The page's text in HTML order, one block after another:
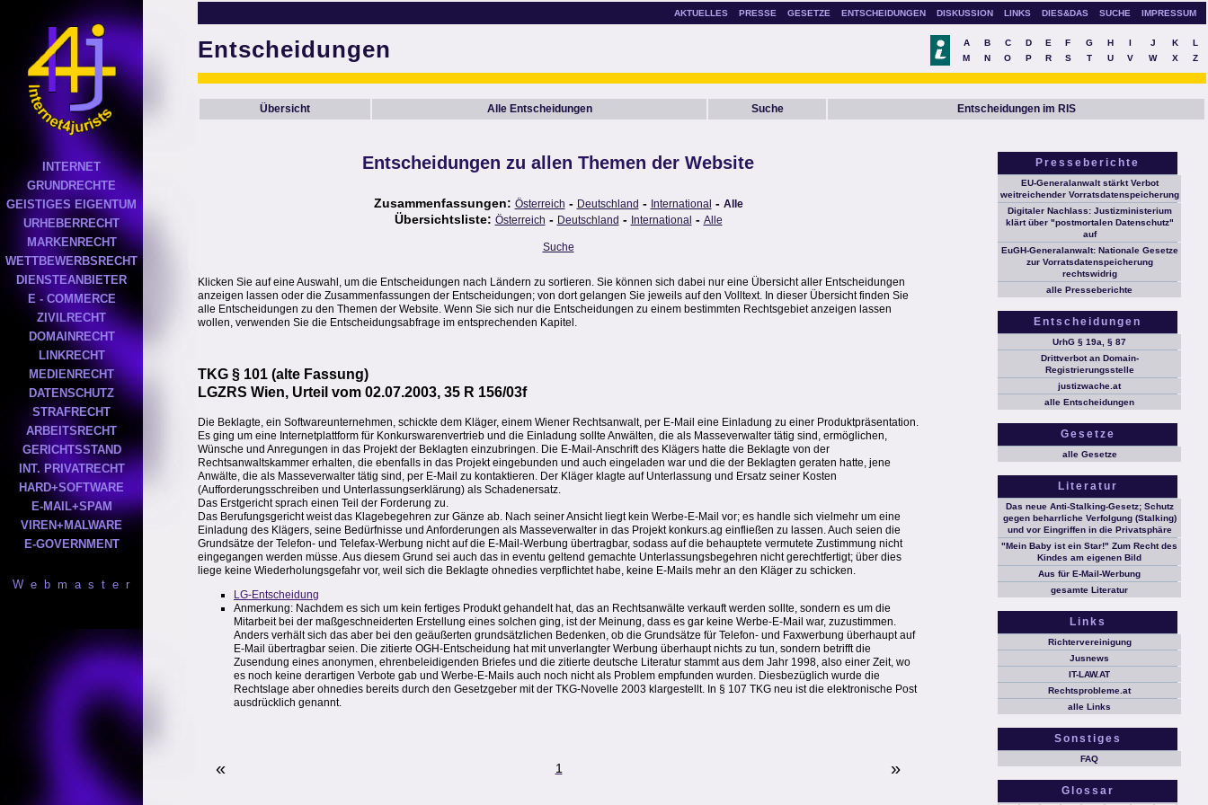
INTERNET
GRUNDRECHTE
GEISTIGES EIGENTUM
URHEBERRECHT
MARKENRECHT
WETTBEWERBSRECHT
DIENSTEANBIETER
E - COMMERCE
ZIVILRECHT
DOMAINRECHT
LINKRECHT
MEDIENRECHT
DATENSCHUTZ
STRAFRECHT
ARBEITSRECHT
GERICHTSSTAND
INT. PRIVATRECHT
HARD+SOFTWARE
E-MAIL+SPAM
VIREN+MALWARE
E-GOVERNMENT
W e b m a s t e r
AKTUELLES PRESSE GESETZE ENTSCHEIDUNGEN DISKUSSION LINKS DIES&DAS SUCHE IMPRESSUM
Entscheidungen A B C D E F G H I J K
L
M
N O P R S T U V W X Z
Übersicht Alle Entscheidungen Suche Entscheidungen im RIS
Entscheidungen zu allen Themen der Website
Zusammenfassungen: Österreich - Deutschland - International - Alle
Übersichtsliste: Österreich - Deutschland - International - Alle
Suche
Klicken Sie auf eine Auswahl, um die Entscheidungen nach Ländern zu sortieren. Sie können sich dabei nur eine Übersicht aller Entscheidungen
anzeigen lassen oder die Zusammenfassungen der Entscheidungen; von dort gelangen Sie jeweils auf den Volltext. In dieser Übersicht finden Sie
alle Entscheidungen zu den Themen der Website. Wenn Sie sich nur die Entscheidungen zu einem bestimmten Rechtsgebiet anzeigen lassen
wollen, verwenden Sie die Entscheidungsabfrage im entsprechenden Kapitel.
TKG § 101 (alte Fassung)
LGZRS Wien, Urteil vom 02.07.2003, 35 R 156/03f
Die Beklagte, ein Softwareunternehmen, schickte dem Kläger, einem Wiener Rechtsanwalt, per E-Mail eine Einladung zu einer Produktpräsentation.
Es ging um eine Internetplattform für Konkurswarenvertrieb und die Einladung sollte Anwälten, die als Masseverwalter tätig sind, ermöglichen,
Wünsche und Anregungen in das Projekt der Beklagten einzubringen. Die E-Mail-Anschrift des Klägers hatte die Beklagte von der
Rechtsanwaltskammer erhalten, die ebenfalls in das Projekt eingebunden und auch eingeladen war und die der Beklagten geraten hatte, jene
Anwälte, die als Masseverwalter tätig sind, per E-Mail zu kontaktieren. Der Kläger klagte auf Unterlassung und Ersatz seiner Kosten
(Aufforderungsschreiben und Unterlassungserklärung) als Schadenersatz.
Das Erstgericht sprach einen Teil der Forderung zu.
Das Berufungsgericht weist das Klagebegehren zur Gänze ab. Nach seiner Ansicht liegt kein Werbe-E-Mail vor; es handle sich vielmehr um eine
Einladung des Klägers, seine Bedürfnisse und Anforderungen als Masseverwalter in das Projekt konkurs.ag einfließen zu lassen. Auch seien die
Grundsätze der Telefon- und Telefax-Werbung nicht auf die E-Mail-Werbung übertragbar, sodass auf die behauptete vermutete Zustimmung nicht
eingegangen werden müsse. Aus diesem Grund sei auch das in eventu geltend gemachte Unterlassungsbegehren nicht gerechtfertigt; über dies
liege keine Wiederholungsgefahr vor, weil sich die Beklagte ohnedies verpflichtet habe, keine E-Mails mehr an den Kläger zu schicken.
LG-Entscheidung
Anmerkung: Nachdem es sich um kein fertiges Produkt gehandelt hat, das an Rechtsanwälte verkauft werden sollte, sondern es um die
Mitarbeit bei der maßgeschneiderten Erstellung eines solchen ging, ist der Meinung, dass es gar keine Werbe-E-Mail war, zuzustimmen.
Anders verhält sich das aber bei den geäußerten grundsätzlichen Bedenken, ob die Grundsätze für Telefon- und Faxwerbung überhaupt auf
E-Mail übertragbar seien. Die zitierte OGH-Entscheidung hat mit unverlangter Werbung überhaupt nichts zu tun, sondern betrifft die
Zusendung eines anonymen, ehrenbeleidigenden Briefes und die zitierte deutsche Literatur stammt aus dem Jahr 1998, also einer Zeit, wo
es noch keine derartigen Verbote gab und Werbe-E-Mails auch noch nicht als Problem empfunden wurden. Diesbezüglich wurde die
Rechtslage aber ohnedies bereits durch den Gesetzgeber mit der TKG-Novelle 2003 klargestellt. In § 107 TKG neu ist die elektronische Post
ausdrücklich genannt.
« 1 »
Presseberichte
EU-Generalanwalt stärkt Verbot
weitreichender Vorratsdatenspeicherung
Digitaler Nachlass: Justizministerium
klärt über "postmortalen Datenschutz"
auf
EuGH-Generalanwalt: Nationale Gesetze
zur Vorratsdatenspeicherung
rechtswidrig
alle Presseberichte
Entscheidungen
UrhG § 19a, § 87
Drittverbot an Domain-
Registrierungsstelle
justizwache.at
alle Entscheidungen
Gesetze
alle Gesetze
Literatur
Das neue Anti-Stalking-Gesetz; Schutz
gegen beharrliche Verfolgung (Stalking)
und vor Eingriffen in die Privatsphäre
"Mein Baby ist ein Star!" Zum Recht des
Kindes am eigenen Bild
Aus für E-Mail-Werbung
gesamte Literatur
Links
Richtervereinigung
Jusnews
IT-LAW.AT
Rechtsprobleme.at
alle Links
Sonstiges
FAQ
Glossar